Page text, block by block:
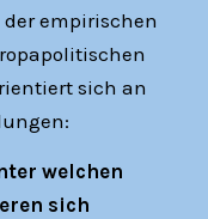
empirischen
sich an
welchen
sich